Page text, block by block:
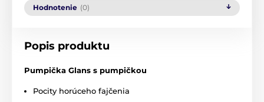
Hodnotenie (0)
Popis produktu
Pumpička Glans s pumpičkou
Pocity horúceho fajčenia